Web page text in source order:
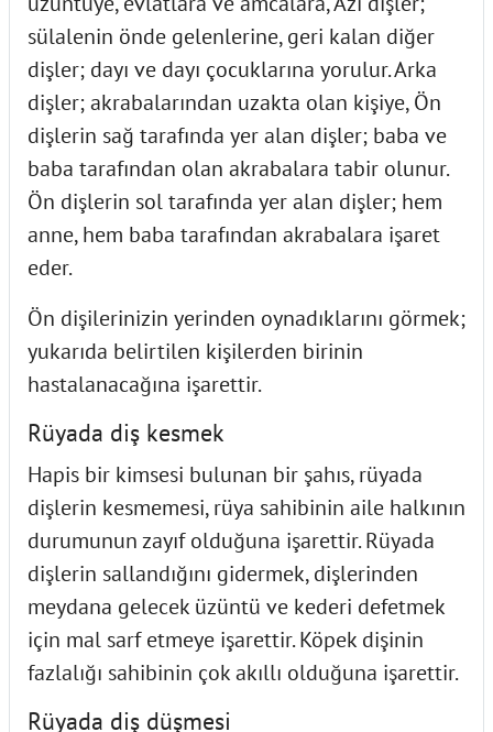
sülalenin önde gelenlerine, geri kalan diğer
dişler; dayı ve dayı çocuklarına yorulur. Arka
dişler; akrabalarından uzakta olan kişiye, Ön
dişlerin sağ tarafında yer alan dişler; baba ve
baba tarafından olan akrabalara tabir olunur.
Ön dişlerin sol tarafında yer alan dişler; hem
anne, hem baba tarafından akrabalara işaret
eder.
Ön dişilerinizin yerinden oynadıklarını görmek;
yukarıda belirtilen kişilerden birinin
hastalanacağına işarettir.
Rüyada diş kesmek
Hapis bir kimsesi bulunan bir şahıs, rüyada
dişlerin kesmemesi, rüya sahibinin aile halkının
durumunun zayıf olduğuna işarettir. Rüyada
dişlerin sallandığını gidermek, dişlerinden
meydana gelecek üzüntü ve kederi defetmek
için mal sarf etmeye işarettir. Köpek dişinin
fazlalığı sahibinin çok akıllı olduğuna işarettir.
Rüyada diş düşmesi